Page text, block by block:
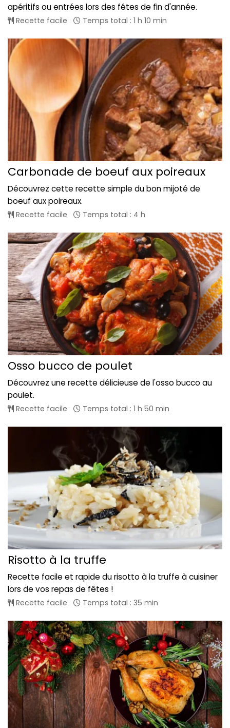
apéritifs ou entrées lors des fêtes de fin d'année.
Recette facile Temps total : 1 h 10 min
Carbonade de boeuf aux poireaux
Découvrez cette recette simple du bon mijoté de
boeuf aux poireaux.
Recette facile Temps total : 4 h
Osso bucco de poulet
Découvrez une recette délicieuse de l'osso bucco au
poulet.
Recette facile Temps total : 1 h 50 min
Risotto à la truffe
Recette facile et rapide du risotto à la truffe à cuisiner
lors de vos repas de fêtes !
Recette facile Temps total : 35 min